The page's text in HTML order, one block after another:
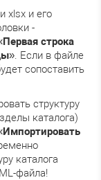
xlsx и его
-
Первая строка
». Если в файле
сопоставить
структуру
каталога)
Импортировать
каталога
файла!